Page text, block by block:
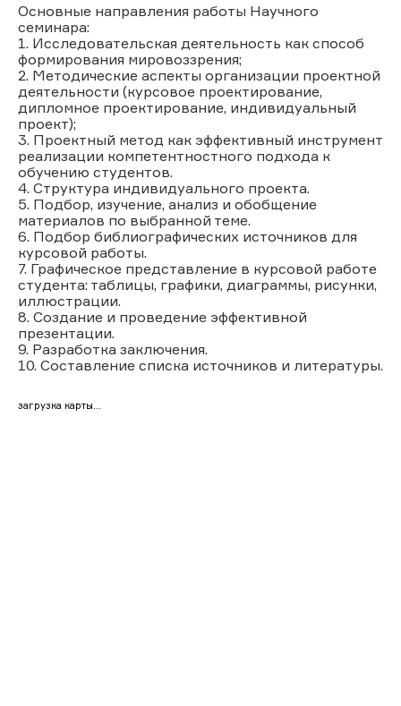
Основные направления работы Научного
семинара:
1. Исследовательская деятельность как способ
формирования мировоззрения;
2. Методические аспекты организации проектной
деятельности (курсовое проектирование,
дипломное проектирование, индивидуальный
проект);
3. Проектный метод как эффективный инструмент
реализации компетентностного подхода к
обучению студентов.
4. Структура индивидуального проекта.
5. Подбор, изучение, анализ и обобщение
материалов по выбранной теме.
6. Подбор библиографических источников для
курсовой работы.
7. Графическое представление в курсовой работе
студента: таблицы, графики, диаграммы, рисунки,
иллюстрации.
8. Создание и проведение эффективной
презентации.
9. Разработка заключения.
10. Составление списка источников и литературы.
загрузка карты...